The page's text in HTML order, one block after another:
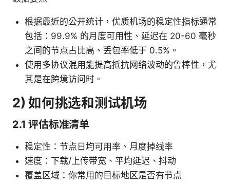
根据最近的公开统计，优质机场的稳定性指标通常
包括：99.9% 的月度可用性、延迟在 20-60 毫秒
之间的节点占比高、丢包率低于 0.5%。
使用多协议混用能提高抵抗网络波动的鲁棒性，尤
其是在跨境访问时。
2) 如何挑选和测试机场
2.1 评估标准清单
稳定性：节点日均可用率、月度掉线率
速度：下载/上传带宽、平均延迟、抖动
覆盖区域：你常用的目标地区是否有节点